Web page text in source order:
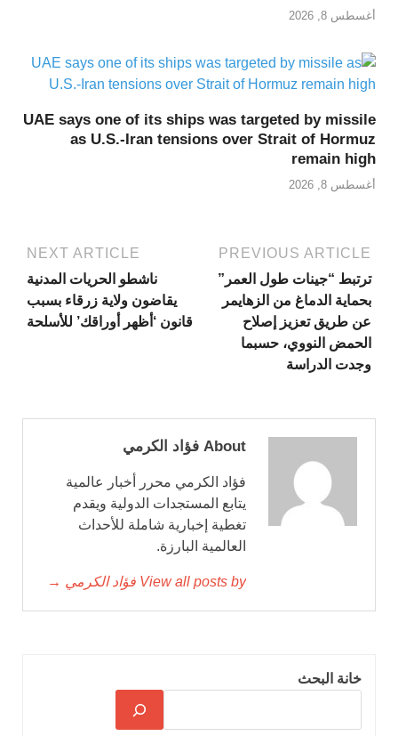
أغسطس 8, 2026
UAE says one of its ships was targeted by missile
as U.S.-Iran tensions over Strait of Hormuz
remain high
أغسطس 8, 2026
PREVIOUS ARTICLE
ترتبط “جينات طول العمر”
بحماية الدماغ من الزهايمر
عن طريق تعزيز إصلاح
الحمض النووي، حسبما
وجدت الدراسة
NEXT ARTICLE
ناشطو الحريات المدنية
يقاضون ولاية زرقاء بسبب
قانون ‘أظهر أوراقك’ للأسلحة
About فؤاد الكرمي
فؤاد الكرمي محرر أخبار عالمية
يتابع المستجدات الدولية ويقدم
تغطية إخبارية شاملة للأحداث
العالمية البارزة.
View all posts by فؤاد الكرمي →
خانة البحث